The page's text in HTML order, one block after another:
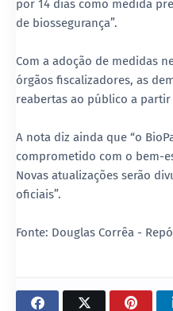
por 14 dias como medida
de biossegurança”.
Com a adoção de medidas
órgãos fiscalizadores, as
reabertas ao público a
A nota diz ainda que “o
comprometido com o bem-
Novas atualizações serão
oficiais”.
Fonte: Douglas Corrêa -